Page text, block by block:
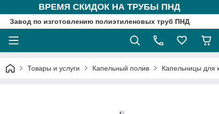
ВРЕМЯ СКИДОК НА ТРУБЫ ПНД
Завод по изготовлению полиэтиленовых труб ПНД
Товары и услуги Капельный полив Капельницы для